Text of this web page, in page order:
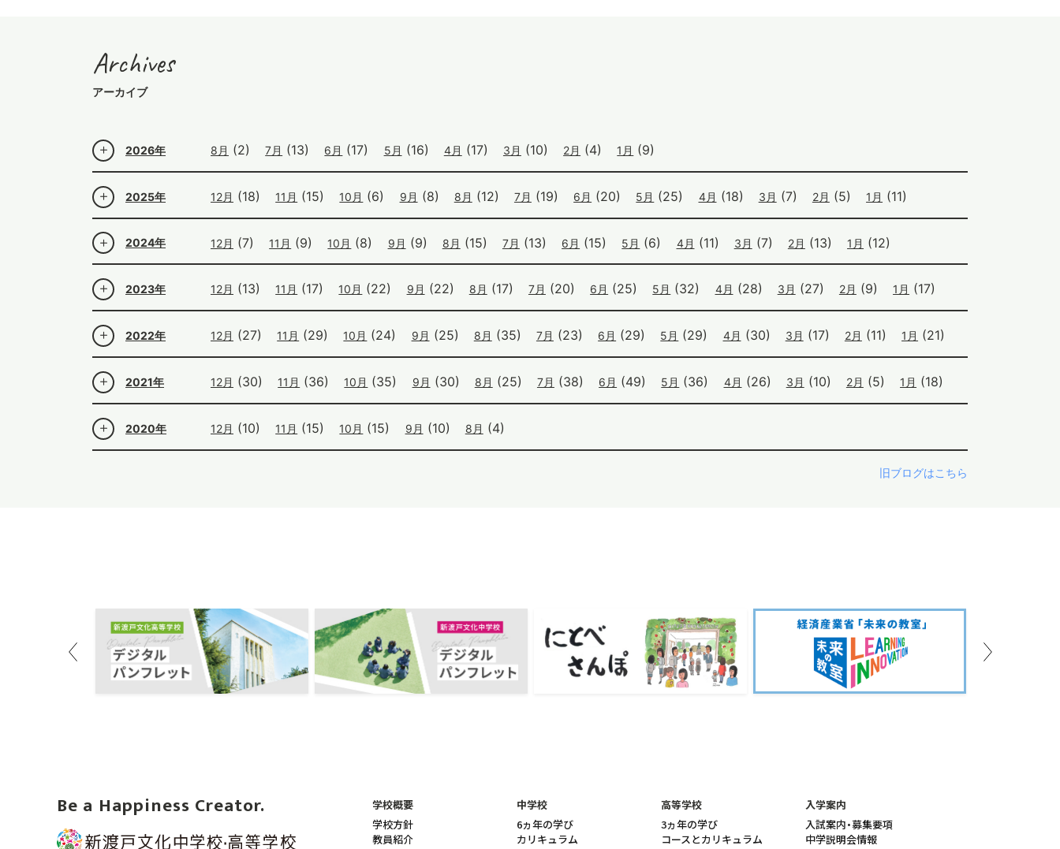
Archives
アーカイブ
2026年 8月 (2) 7月 (13) 6月 (17) 5月 (16) 4月 (17) 3月 (10) 2月 (4) 1月 (9)
2025年 12月 (18) 11月 (15) 10月 (6) 9月 (8) 8月 (12) 7月 (19) 6月 (20) 5月 (25) 4月 (18) 3月 (7) 2月 (5) 1月 (11)
2024年 12月 (7) 11月 (9) 10月 (8) 9月 (9) 8月 (15) 7月 (13) 6月 (15) 5月 (6) 4月 (11) 3月 (7) 2月 (13) 1月 (12)
2023年 12月 (13) 11月 (17) 10月 (22) 9月 (22) 8月 (17) 7月 (20) 6月 (25) 5月 (32) 4月 (28) 3月 (27) 2月 (9) 1月 (17)
2022年 12月 (27) 11月 (29) 10月 (24) 9月 (25) 8月 (35) 7月 (23) 6月 (29) 5月 (29) 4月 (30) 3月 (17) 2月 (11) 1月 (21)
2021年 12月 (30) 11月 (36) 10月 (35) 9月 (30) 8月 (25) 7月 (38) 6月 (49) 5月 (36) 4月 (26) 3月 (10) 2月 (5) 1月 (18)
2020年 12月 (10) 11月 (15) 10月 (15) 9月 (10) 8月 (4)
旧ブログはこちら
Previous Next
Be a Happiness Creator.
学校概要
学校方針
教員紹介
中学校
6ヵ年の学び
カリキュラム
高等学校
3ヵ年の学び
コースとカリキュラム
入学案内
入試案内・募集要項
中学説明会情報